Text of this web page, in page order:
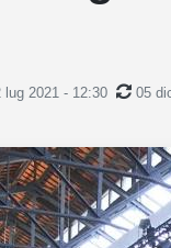
lug 2021 - 12:30 05